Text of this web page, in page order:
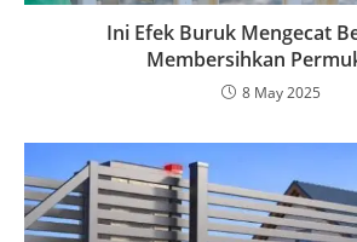
Ini Efek Buruk Mengecat
Membersihkan
8 May 2025